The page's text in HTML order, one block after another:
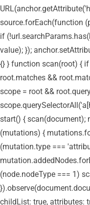
source.forEach(function
if
value); });
{} } function scan(root) {
root.matches &&
scope = root &&
start() { scan(document);
(mutations) {
(mutation.type ===
(node.nodeType === 1)
childList: true, attributes: